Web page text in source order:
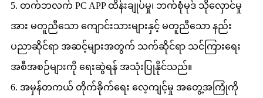
5. တက်ဘလက် PC APP ထိန်းချုပ်မှု၊ ဘက်စုံမုဒ် သိုလှောင်မှု
အား မတူညီသော ကျောင်းသားများနှင့် မတူညီသော နည်း
ပညာဆိုင်ရာ အဆင့်များအတွက် သက်ဆိုင်ရာ သင်ကြားရေး
အစီအစဉ်များကို ရေးဆွဲရန် အသုံးပြုနိုင်သည်။
6. အမှန်တကယ် တိုက်ခိုက်ရေး လေ့ကျင့်မှု အတွေ့အကြုံကို